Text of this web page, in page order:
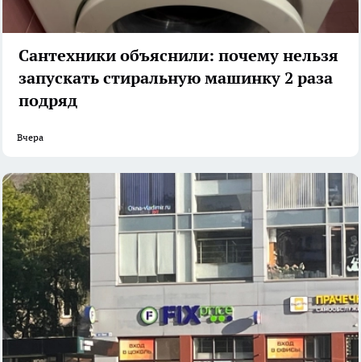
Сантехники объяснили: почему нельзя
запускать стиральную машинку 2 раза
подряд
Вчера